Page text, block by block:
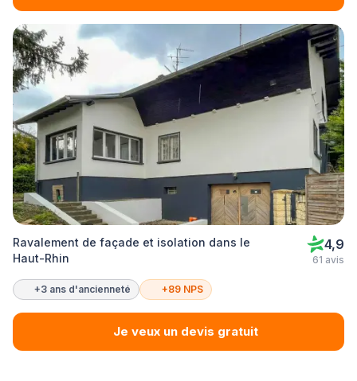
Ravalement de façade et isolation dans le
Haut-Rhin
4,9
61 avis
+3 ans d'ancienneté +89 NPS
Je veux un devis gratuit